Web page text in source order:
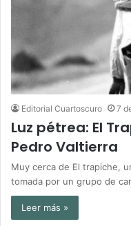
Editorial Cuartoscuro 7
Luz pétrea: El
Pedro Valtierra
Muy cerca de El trapiche,
tomada por un grupo de
Leer más »